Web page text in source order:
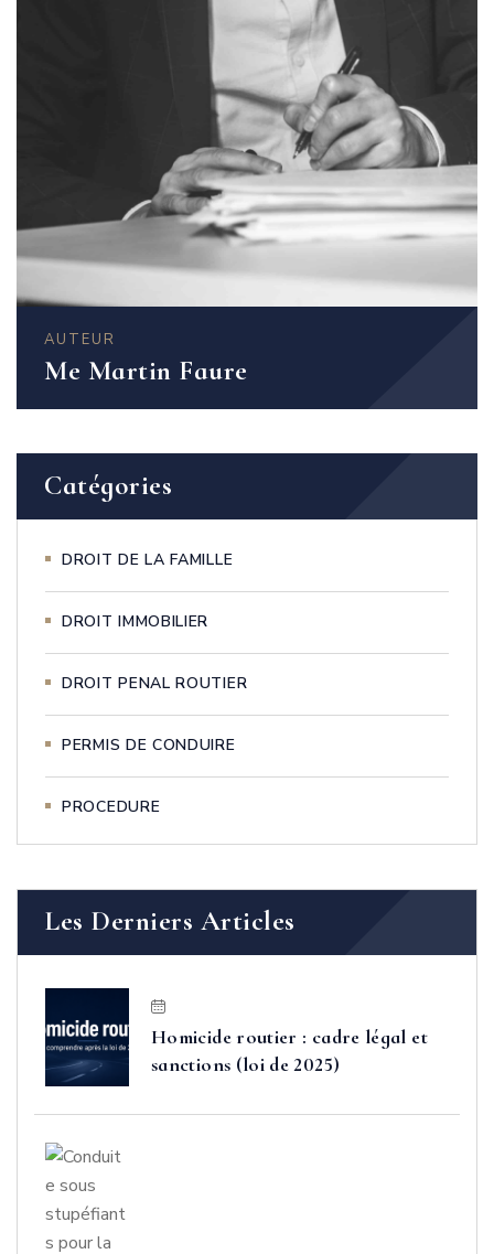
AUTEUR
Me Martin Faure
Catégories
DROIT DE LA FAMILLE
DROIT IMMOBILIER
DROIT PENAL ROUTIER
PERMIS DE CONDUIRE
PROCEDURE
Les Derniers Articles
Homicide routier : cadre légal et
sanctions (loi de 2025)